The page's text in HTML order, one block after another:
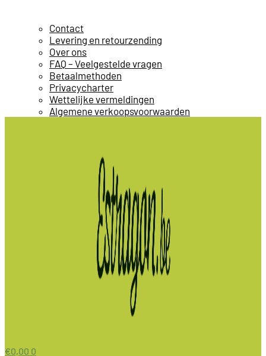
Contact
Levering en retourzending
Over ons
FAQ – Veelgestelde vragen
Betaalmethoden
Privacycharter
Wettelijke vermeldingen
Algemene verkoopsvoorwaarden
€0,00 0